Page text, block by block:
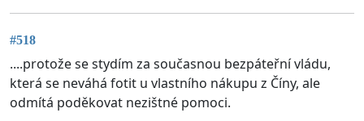
#518
....protože se stydím za současnou bezpáteřní vládu,
která se neváhá fotit u vlastního nákupu z Číny, ale
odmítá poděkovat nezištné pomoci.